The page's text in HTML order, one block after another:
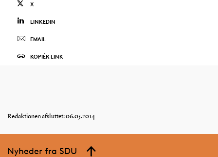
X
LINKEDIN
EMAIL
KOPIÉR LINK
Redaktionen afsluttet: 06.05.2014
Nyheder fra SDU